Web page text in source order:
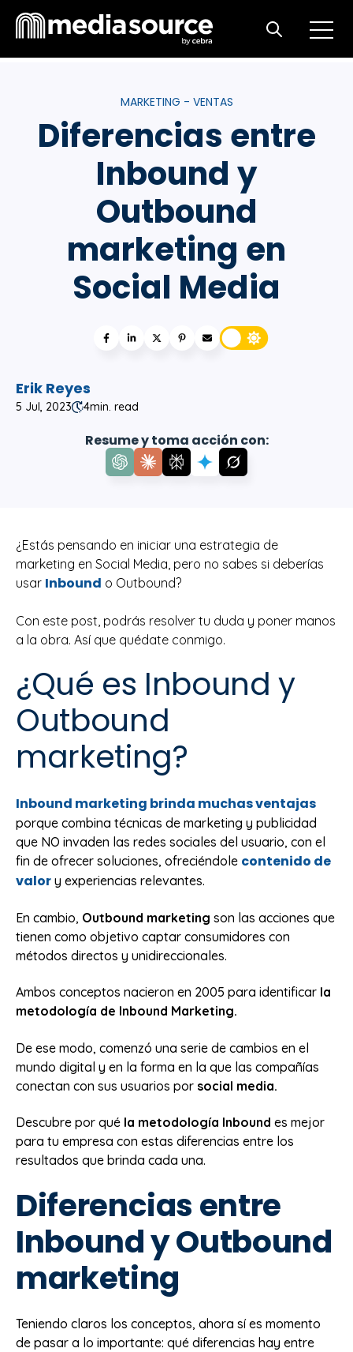
Open
Open search
MARKETING - VENTAS
Diferencias entre
Inbound y
Outbound
marketing en
Social Media
Erik Reyes
5 Jul, 2023 4min. read
Resume y toma acción con:
¿Estás pensando en iniciar una estrategia de
marketing en Social Media, pero no sabes si deberías
usar Inbound o Outbound?
Con este post, podrás resolver tu duda y poner manos
a la obra. Así que quédate conmigo.
¿Qué es Inbound y
Outbound
marketing?
Inbound marketing brinda muchas ventajas
porque combina técnicas de marketing y publicidad
que NO invaden las redes sociales del usuario, con el
fin de ofrecer soluciones, ofreciéndole contenido de
valor y experiencias relevantes.
En cambio, Outbound marketing son las acciones que
tienen como objetivo captar consumidores con
métodos directos y unidireccionales.
Ambos conceptos nacieron en 2005 para identificar la
metodología de Inbound Marketing.
De ese modo, comenzó una serie de cambios en el
mundo digital y en la forma en la que las compañías
conectan con sus usuarios por social media.
Descubre por qué la metodología Inbound es mejor
para tu empresa con estas diferencias entre los
resultados que brinda cada una.
Diferencias entre
Inbound y Outbound
marketing
Teniendo claros los conceptos, ahora sí es momento
de pasar a lo importante: qué diferencias hay entre